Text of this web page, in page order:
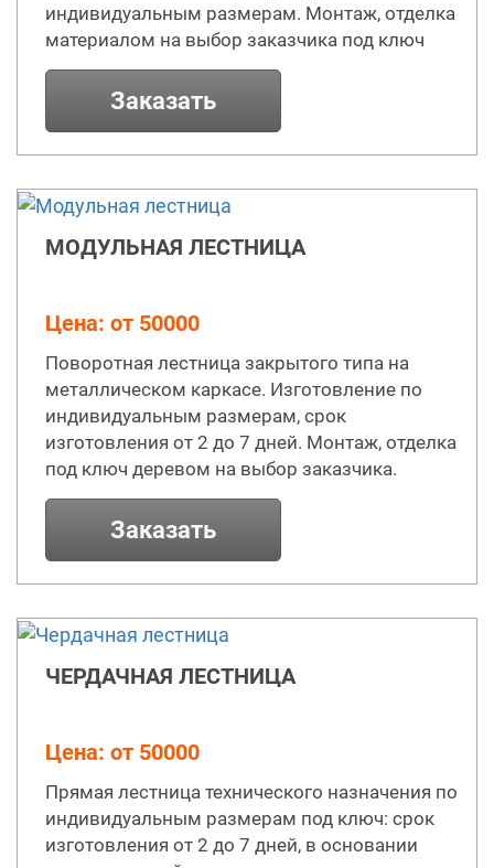
индивидуальным размерам. Монтаж, отделка
материалом на выбор заказчика под ключ
Заказать
МОДУЛЬНАЯ ЛЕСТНИЦА
Цена: от 50000
Поворотная лестница закрытого типа на
металлическом каркасе. Изготовление по
индивидуальным размерам, срок
изготовления от 2 до 7 дней. Монтаж, отделка
под ключ деревом на выбор заказчика.
Заказать
ЧЕРДАЧНАЯ ЛЕСТНИЦА
Цена: от 50000
Прямая лестница технического назначения по
индивидуальным размерам под ключ: срок
изготовления от 2 до 7 дней, в основании